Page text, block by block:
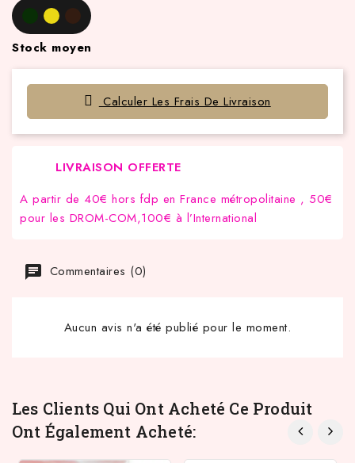
Stock moyen
Calculer Les Frais De Livraison
LIVRAISON OFFERTE
A partir de 40€ hors fdp en France métropolitaine , 50€
pour les DROM-COM,100€ à l’International
Commentaires (0)
Aucun avis n'a été publié pour le moment.
Les Clients Qui Ont Acheté Ce Produit
Ont Également Acheté: